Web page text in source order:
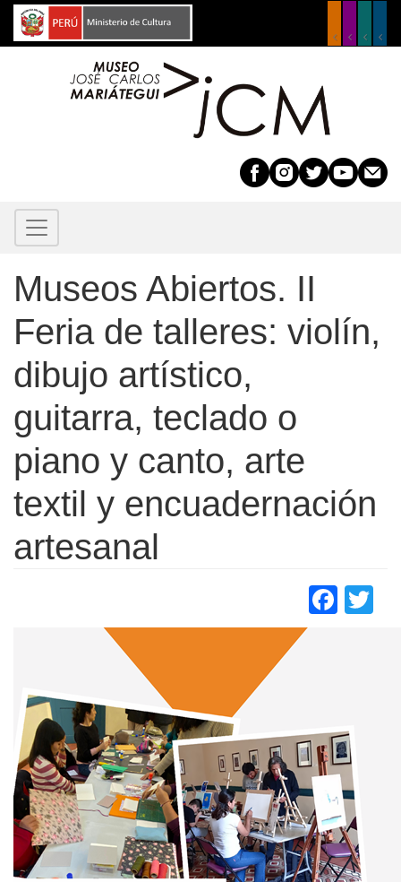
Pasar
Museos Abiertos. II
Feria de talleres: violín,
dibujo artístico,
guitarra, teclado o
piano y canto, arte
textil y encuadernación
artesanal